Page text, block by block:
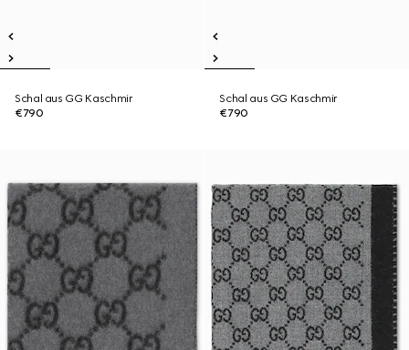
Schal aus GG Kaschmir
€790
Schal aus GG Kaschmir
€790